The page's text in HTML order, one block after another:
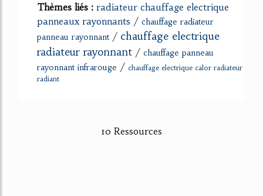
Thèmes liés : radiateur chauffage electrique
panneaux rayonnants / chauffage radiateur
panneau rayonnant/ chauffage electrique
radiateur rayonnant / chauffage panneau
rayonnant infrarouge / chauffage electrique calor radiateur
radiant
10 Ressources